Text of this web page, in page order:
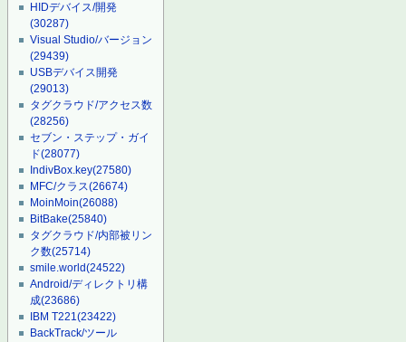
HIDデバイス/開発
(30287)
Visual Studio/バージョン
(29439)
USBデバイス開発
(29013)
タグクラウド/アクセス数
(28256)
セブン・ステップ・ガイ
ド(28077)
IndivBox.key(27580)
MFC/クラス(26674)
MoinMoin(26088)
BitBake(25840)
タグクラウド/内部被リン
ク数(25714)
smile.world(24522)
Android/ディレクトリ構
成(23686)
IBM T221(23422)
BackTrack/ツール